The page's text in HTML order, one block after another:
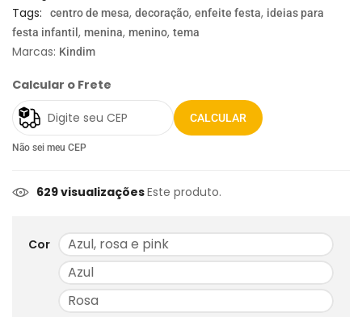
Tags: centro de mesa, decoração, enfeite festa, ideias para
festa infantil , menina, menino, tema
Marcas: Kindim
Calcular o Frete
CALCULAR
Não sei meu CEP
629 visualizaçõesEste produto.
Cor
Azul, rosa e pink
Azul
Rosa